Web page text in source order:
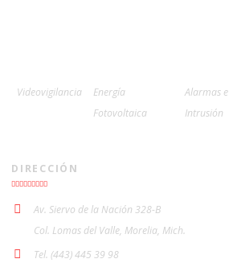
Videovigilancia
Energía
Fotovoltaica
Alarmas e
Intrusión
DIRECCIÓN
Av. Siervo de la Nación 328-B
Col. Lomas del Valle, Morelia, Mich.
Tel. (443) 445 39 98